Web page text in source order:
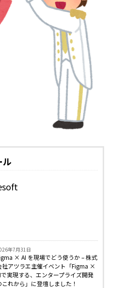
ル
年7月31日
× AI を現場でどう使うか – 株式
社アツラエ主催イベント「Figma ×
で実現する、エンタープライズ開発
これから」に登壇しました！